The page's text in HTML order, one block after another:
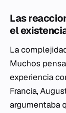
Las
el
La
Muchos
experiencia
Francia,
argumentaba